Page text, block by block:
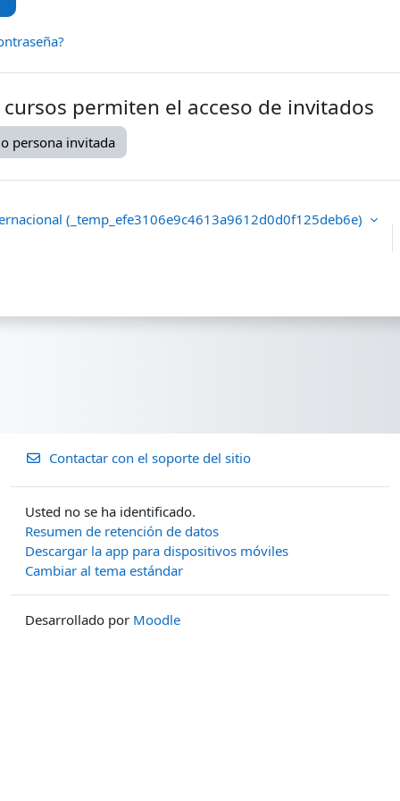
permiten el acceso de invitados
persona invitada
‎(_temp_efe3106e9c4613a9612d0d0f125deb6e)‎
Contactar con el soporte del sitio
Usted no se ha identificado.
Resumen de retención de datos
Descargar la app para dispositivos móviles
Cambiar al tema estándar
Desarrollado por Moodle